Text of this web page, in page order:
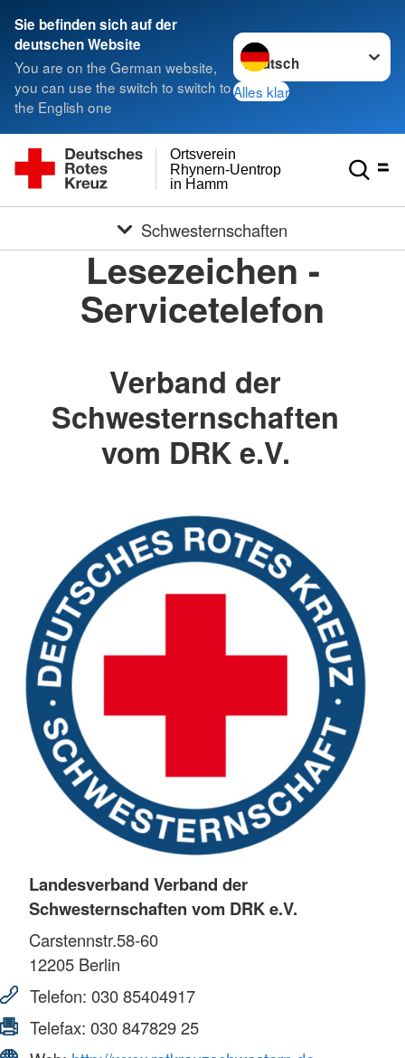
Sie befinden sich auf der
deutschen Website
You are on the German website,
you can use the switch to switch to
the English one
Sprache wechseln zu
Alles klar
in Hamm
Rhynern-Uentrop
Ortsverein
Schwesternschaften
Lesezeichen -
Servicetelefon
Verband der
Schwesternschaften
vom DRK e.V.
Landesverband Verband der
Schwesternschaften vom DRK e.V.
Carstennstr.58-60
12205 Berlin
Telefon: 030 85404917
Telefax: 030 847829 25